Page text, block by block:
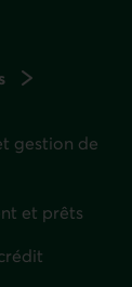
gestion de
et prêts